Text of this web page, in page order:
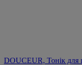
DOUCEUR, Тонік для